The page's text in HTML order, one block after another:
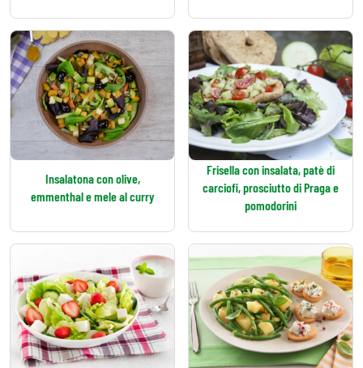
Insalatona con olive,
emmenthal e mele al curry
Frisella con insalata, patè di
carciofi, prosciutto di Praga e
pomodorini